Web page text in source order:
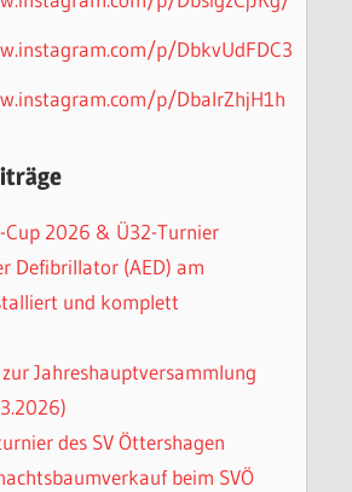
Cup 2026 & Ü32-Turnier
Defibrillator (AED) am
und komplett
Jahreshauptversammlung
des SV Öttershagen
beim SVÖ